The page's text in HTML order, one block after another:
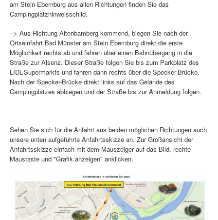
am Stein-Ebernburg aus allen Richtungen finden Sie das
Campingplatzhinweisschild.
--> Aus Richtung Altenbamberg kommend, biegen Sie nach der
Ortseinfahrt Bad Münster am Stein Ebernburg direkt die erste
Möglichkeit rechts ab und fahren über einen Bahnübergang in die
Straße zur Alsenz. Dieser Straße folgen Sie bis zum Parkplatz des
LIDL-Supermarkts und fahren dann rechts über die Specker-Brücke.
Nach der Specker-Brücke direkt links auf das Gelände des
Campingplatzes abbiegen und der Straße bis zur Anmeldung folgen.
Sehen Sie sich für die Anfahrt aus beiden möglichen Richtungen auch
unsere unten aufgeführte Anfahrtsskizze an. Zur Großansicht der
Anfahrtsskizze einfach mit dem Mauszeiger auf das Bild, rechte
Maustaste und "Grafik anzeigen" anklicken.